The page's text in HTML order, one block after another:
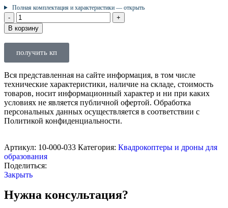
Полная комплектация и характеристики — открыть
В корзину
получить кп
Вся представленная на сайте информация, в том числе
технические характеристики, наличие на складе, стоимость
товаров, носит информационный характер и ни при каких
условиях не является публичной офертой. Обработка
персональных данных осуществляется в соответствии с
Политикой конфиденциальности.
Артикул: 10-000-033 Категория: Квадрокоптеры и дроны для
образования
Поделиться:
Закрыть
Нужна консультация?